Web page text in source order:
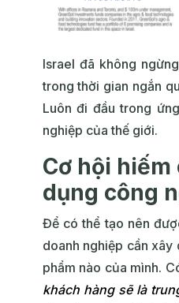
Israel đã không
trong thời gian ngắn
Luôn đi đầu trong
nghiệp của thế giới.
Cơ hội
dụng công
Để có thể tạo nên
doanh nghiệp cần
phẩm nào của mình.
khách hàng sẽ là